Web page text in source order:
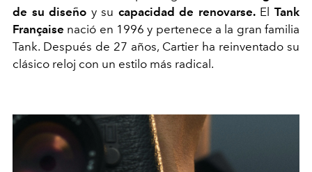
de su diseño y su capacidad de renovarse.ElTank
Française nació en 1996 y pertenece a la gran familia
Tank. Después de 27 años, Cartier ha reinventado su
clásico reloj con un estilo más radical.